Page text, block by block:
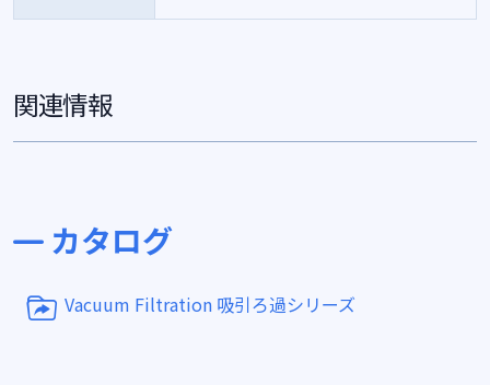
関連情報
カタログ
Vacuum Filtration 吸引ろ過シリーズ